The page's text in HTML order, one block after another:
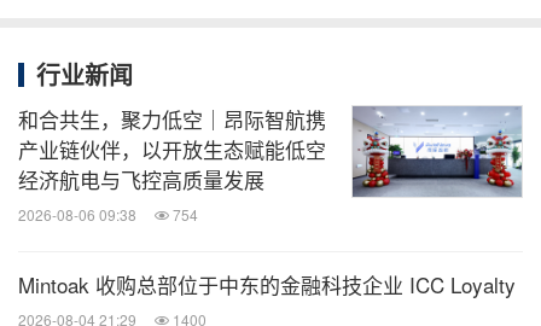
行业新闻
和合共生，聚力低空｜昂际智航携
产业链伙伴，以开放生态赋能低空
经济航电与飞控高质量发展
2026-08-06 09:38 754
Mintoak 收购总部位于中东的金融科技企业 ICC Loyalty
2026-08-04 21:29 1400